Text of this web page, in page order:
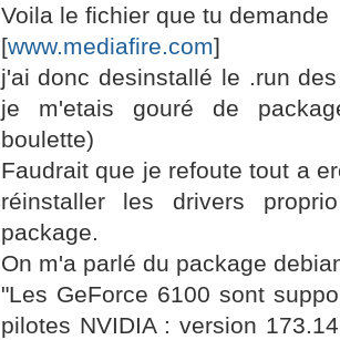
Voila le fichier que tu demande
[www.mediafire.com]
j'ai donc desinstallé le .run
je m'etais gouré de
boulette)
Faudrait que je refoute tout a
réinstaller les drivers
package.
On m'a parlé du package
"Les GeForce 6100 sont
pilotes NVIDIA : version